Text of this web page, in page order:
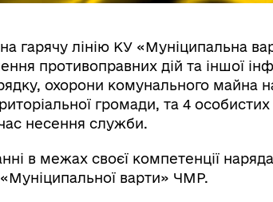
гарячу лінію КУ «Муніципальна
противоправних дій та іншої
охорони комунального майна
громади, та 4
несення служби.
в межах своєї компетенції
варти» ЧМР.